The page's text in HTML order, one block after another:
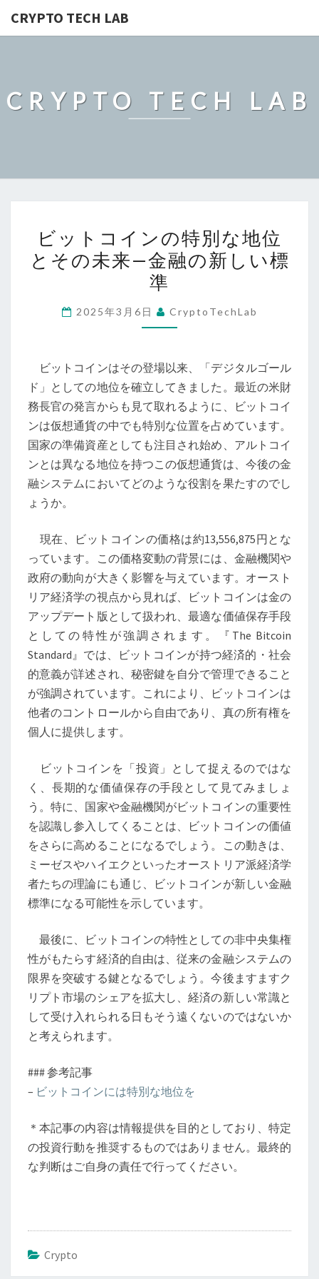
CRYPTO TECH LAB
CRYPTO TECH LAB
ッ
ト
コ
ン
別
な
地
位
と
そ
の
—
金
融
の
新
し
い
標
準
ビットコインの特別な地位
とその未来—金融の新しい標
準
2025年3月6日 CryptoTechLab
ビットコインはその登場以来、「デジタルゴール
ド」としての地位を確立してきました。最近の米財
務長官の発言からも見て取れるように、ビットコイ
ンは仮想通貨の中でも特別な位置を占めています。
国家の準備資産としても注目され始め、アルトコイ
ンとは異なる地位を持つこの仮想通貨は、今後の金
融システムにおいてどのような役割を果たすのでし
ょうか。
現在、ビットコインの価格は約13,556,875円とな
っています。この価格変動の背景には、金融機関や
政府の動向が大きく影響を与えています。オースト
リア経済学の視点から見れば、ビットコインは金の
アップデート版として扱われ、最適な価値保存手段
としての特性が強調されます。『The Bitcoin
Standard』では、ビットコインが持つ経済的・社会
的意義が詳述され、秘密鍵を自分で管理できること
が強調されています。これにより、ビットコインは
他者のコントロールから自由であり、真の所有権を
個人に提供します。
ビットコインを「投資」として捉えるのではな
く、長期的な価値保存の手段として見てみましょ
う。特に、国家や金融機関がビットコインの重要性
を認識し参入してくることは、ビットコインの価値
をさらに高めることになるでしょう。この動きは、
ミーゼスやハイエクといったオーストリア派経済学
者たちの理論にも通じ、ビットコインが新しい金融
標準になる可能性を示しています。
最後に、ビットコインの特性としての非中央集権
性がもたらす経済的自由は、従来の金融システムの
限界を突破する鍵となるでしょう。今後ますますク
リプト市場のシェアを拡大し、経済の新しい常識と
して受け入れられる日もそう遠くないのではないか
と考えられます。
### 参考記事
– ビットコインには特別な地位を
＊本記事の内容は情報提供を目的としており、特定
の投資行動を推奨するものではありません。最終的
な判断はご自身の責任で行ってください。
Crypto